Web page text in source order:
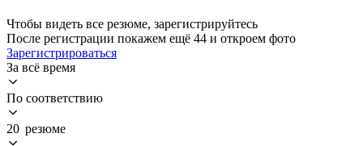
Чтобы видеть все резюме, зарегистрируйтесь
После регистрации покажем ещё 44 и откроем фото
Зарегистрироваться
За всё время
По соответствию
20 резюме